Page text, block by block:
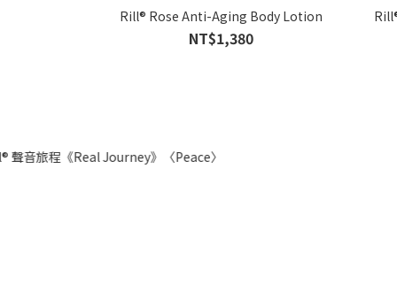
Rill® Rose Anti-Aging Body Lotion
NT$1,380